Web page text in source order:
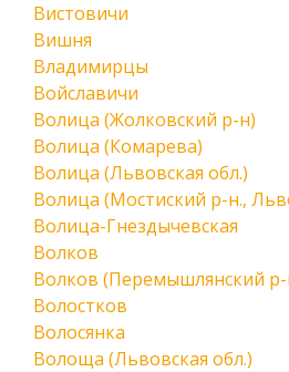
Вистовичи
Вишня
Владимирцы
Войславичи
Волица (Жолковский р-н)
Волица (Комарева)
Волица (Львовская обл.)
Волица (Мостиский р-н.,
Волица-Гнездычевская
Волков
Волков (Перемышлянский
Волостков
Волосянка
Волоща (Львовская обл.)